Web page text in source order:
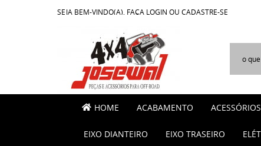
SEJA BEM-VINDO(A), FAÇA LOGIN OU CADASTRE-SE
HOME ACABAMENTO ACESSÓRIOS
EIXO DIANTEIRO EIXO TRASEIRO